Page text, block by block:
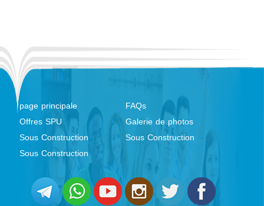
page principale
FAQs
Offres SPU
Galerie de photos
Sous Construction
Sous Construction
Sous Construction